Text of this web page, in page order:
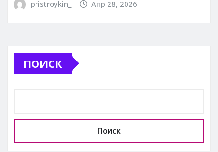
pristroykin_ Апр 28, 2026
ПОИСК
Поиск